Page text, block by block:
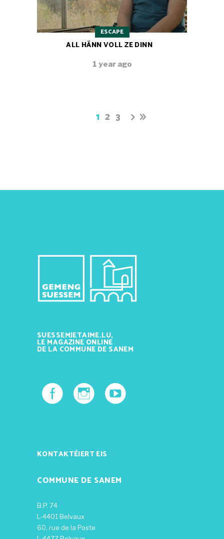
ESCAPE
ALL HÄNN VOLL ZE DINN
1 year ago
1 2 3
SUESSEMJETAIME.LU,
LE MAGAZINE ONLINE
DE LA COMMUNE DE SANEM
KONTAKTÉIERT EIS
COMMUNE DE SANEM
B.P. 74
L-4401 Belvaux
60, rue de la Poste